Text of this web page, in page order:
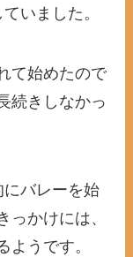
いました。
て始めたので
続きしなかっ
バレーを始
っかけには、
ようです。